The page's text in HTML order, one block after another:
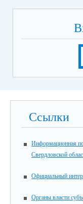
Ссылки
Информационная
Свердловской
Официальный
Органы власти